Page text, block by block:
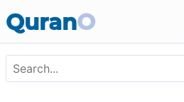
QuranO